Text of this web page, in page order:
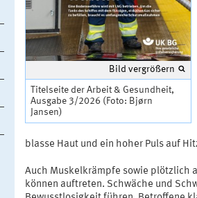
Bild vergrößern
Titelseite der Arbeit & Gesundheit,
Ausgabe 3/2026 (Foto: Bjørn
Jansen)
blasse Haut und ein hoher Puls auf
Auch Muskelkrämpfe sowie plötzlich
können auftreten. Schwäche und